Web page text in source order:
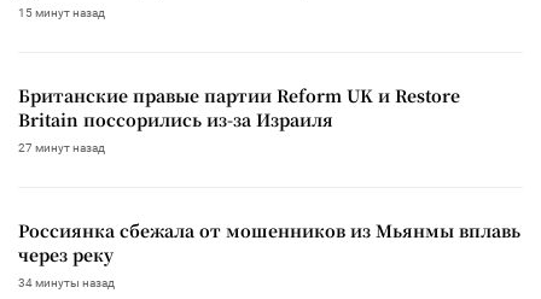
15 минут назад
Британские правые партии Reform UK и Restore
Britain поссорились из-за Израиля
27 минут назад
Россиянка сбежала от мошенников из Мьянмы вплавь
через реку
34 минуты назад